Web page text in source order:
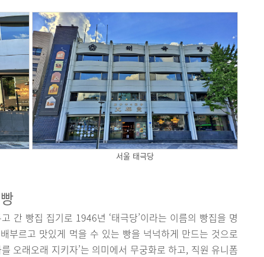
서울 태극당
간 빵집 집기로 1946년 ‘태극당’이라는 이름의 빵집을 명
부르고 맛있게 먹을 수 있는 빵을 넉넉하게 만드는 것으로
오래오래 지키자’는 의미에서 무궁화로 하고, 직원 유니폼